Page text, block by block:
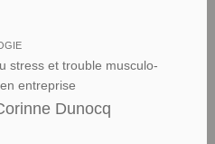
stress et trouble musculo-
entreprise
Dunocq